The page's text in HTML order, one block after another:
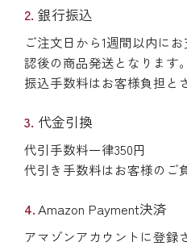
銀行振込
ご注文日から1週間以内に
認後の商品発送となります。
振込手数料はお客様負担と
代金引換
代引手数料一律350円
代引き手数料はお客様のご
Amazon Payment決済
アマゾンアカウントに登録